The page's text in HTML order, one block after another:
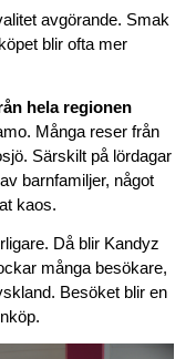
avgörande. Smak
blir ofta mer
hela regionen
Många reser från
Särskilt på lördagar
barnfamiljer, något
kaos.
Då blir Kandyz
många besökare,
Besöket blir en